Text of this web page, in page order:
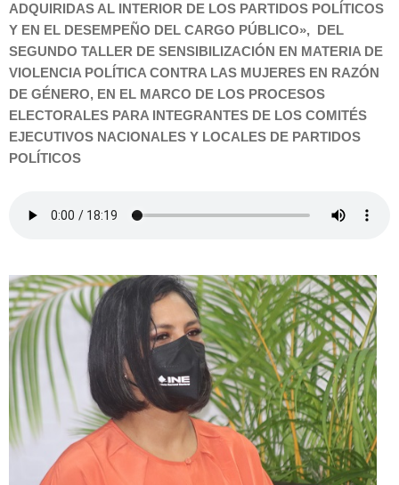
ADQUIRIDAS AL INTERIOR DE LOS PARTIDOS POLÍTICOS
Y EN EL DESEMPEÑO DEL CARGO PÚBLICO», DEL
SEGUNDO TALLER DE SENSIBILIZACIÓN EN MATERIA DE
VIOLENCIA POLÍTICA CONTRA LAS MUJERES EN RAZÓN
DE GÉNERO, EN EL MARCO DE LOS PROCESOS
ELECTORALES PARA INTEGRANTES DE LOS COMITÉS
EJECUTIVOS NACIONALES Y LOCALES DE PARTIDOS
POLÍTICOS